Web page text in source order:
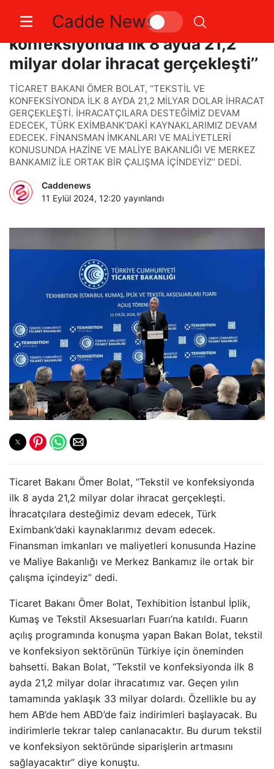
Cadde News
Bakan Bolat: ‘‘Tekstil ve
konfeksiyonda ilk 8 ayda 21,2
milyar dolar ihracat gerçekleşti’’
TİCARET BAKANI ÖMER BOLAT, ‘‘TEKSTİL VE
KONFEKSİYONDA İLK 8 AYDA 21,2 MİLYAR DOLAR İHRACAT
GERÇEKLEŞTİ. İHRACATÇILARA DESTEĞİMİZ DEVAM
EDECEK, TÜRK EXİMBANK’DAKİ KAYNAKLARIMIZ DEVAM
EDECEK. FİNANSMAN İMKANLARI VE MALİYETLERİ
KONUSUNDA HAZİNE VE MALİYE BAKANLIĞI VE MERKEZ
BANKAMIZ İLE ORTAK BİR ÇALIŞMA İÇİNDEYİZ’’ DEDİ.
Caddenews
11 Eylül 2024, 12:20 yayınlandı
Ticaret Bakanı Ömer Bolat, ‘‘Tekstil ve konfeksiyonda
ilk 8 ayda 21,2 milyar dolar ihracat gerçekleşti.
İhracatçılara desteğimiz devam edecek, Türk
Eximbank’daki kaynaklarımız devam edecek.
Finansman imkanları ve maliyetleri konusunda Hazine
ve Maliye Bakanlığı ve Merkez Bankamız ile ortak bir
çalışma içindeyiz’’ dedi.
Ticaret Bakanı Ömer Bolat, Texhibition İstanbul İplik,
Kumaş ve Tekstil Aksesuarları Fuarı’na katıldı. Fuarın
açılış programında konuşma yapan Bakan Bolat, tekstil
ve konfeksiyon sektörünün Türkiye için öneminden
bahsetti. Bakan Bolat, ‘‘Tekstil ve konfeksiyonda ilk 8
ayda 21,2 milyar dolar ihracatımız var. Geçen yılın
tamamında yaklaşık 33 milyar dolardı. Özellikle bu ay
hem AB’de hem ABD’de faiz indirimleri başlayacak. Bu
indirimlerle tekrar talep canlanacaktır. Bu durum tekstil
ve konfeksiyon sektöründe siparişlerin artmasını
sağlayacaktır’’ diye konuştu.